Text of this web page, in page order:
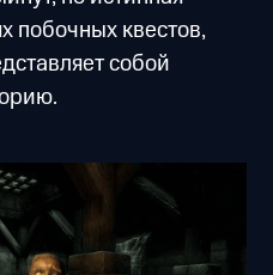
побочных квестов,
собой